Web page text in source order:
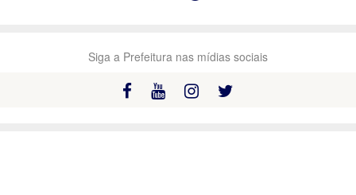
Siga a Prefeitura nas mídias sociais